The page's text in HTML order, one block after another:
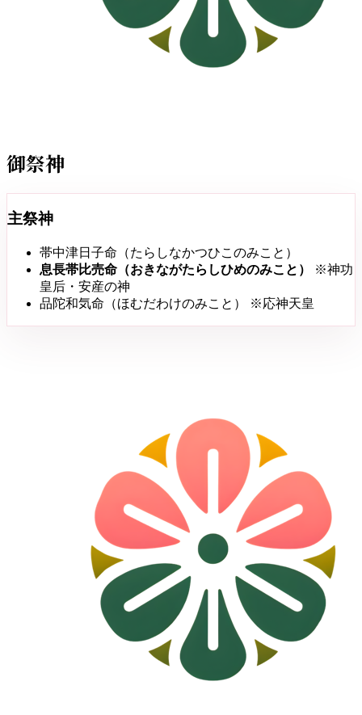
御祭神
主祭神
帯中津日子命（たらしなかつひこのみこと）
息長帯比売命（おきながたらしひめのみこと）
※神功
皇后・安産の神
品陀和気命（ほむだわけのみこと）
※応神天皇